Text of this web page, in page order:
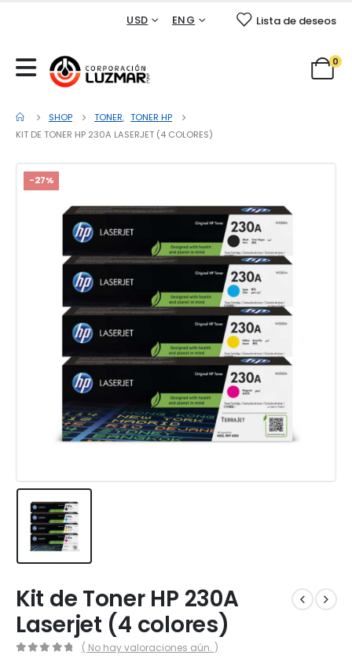
USD ENG Lista de deseos
0
SHOP TONER, TONER HP
KIT DE TONER HP 230A LASERJET (4 COLORES)
-27%
Kit de Toner HP 230A
Laserjet (4 colores)
( No hay valoraciones aún. )